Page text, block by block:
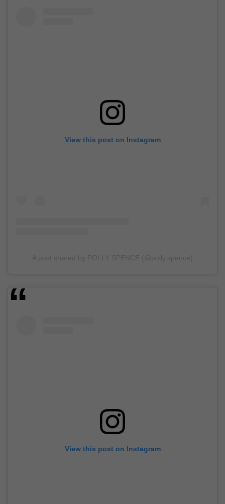
View this post on Instagram
View this post on Instagram